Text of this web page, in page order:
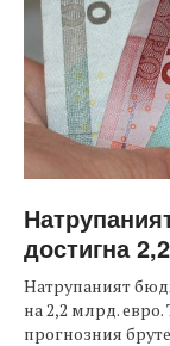
достигна
Натрупаният
на 2,2 млрд. евро.
прогнозния